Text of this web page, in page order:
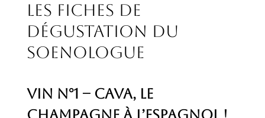
Les fiches de
dégustation du
Soenologue
Vin n°1 – Cava, le